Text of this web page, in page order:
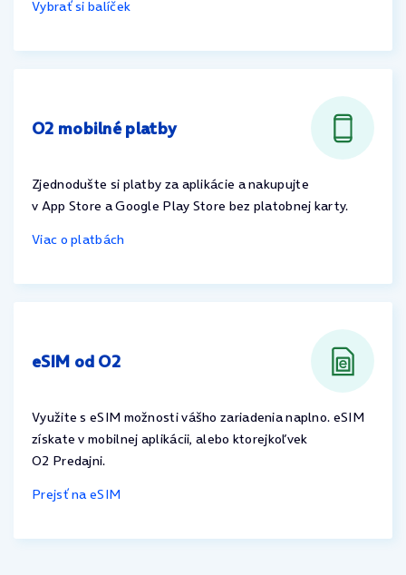
Vybrať si balíček
O2 mobilné platby
Zjednodušte si platby za aplikácie a nakupujte
v App Store a Google Play Store bez platobnej karty.
Viac o platbách
eSIM od O2
Využite s eSIM možnosti vášho zariadenia naplno. eSIM
získate v mobilnej aplikácii, alebo ktorejkoľvek
O2 Predajni.
Prejsť na eSIM